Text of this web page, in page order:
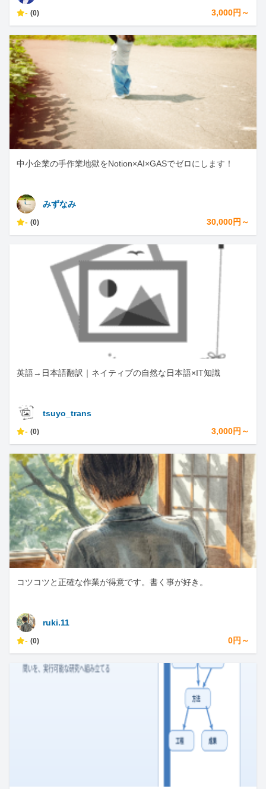
- (0) 3,000円～
中小企業の手作業地獄をNotion×AI×GASでゼロにします！
みずなみ
- (0) 30,000円～
英語→日本語翻訳｜ネイティブの自然な日本語×IT知識
tsuyo_trans
- (0) 3,000円～
コツコツと正確な作業が得意です。書く事が好き。
ruki.11
- (0) 0円～